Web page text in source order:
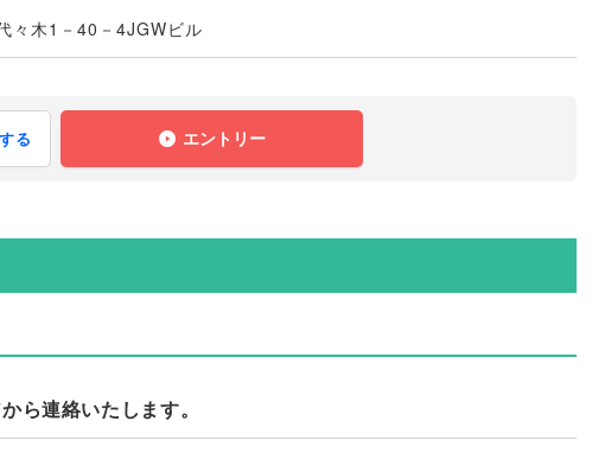
々木1－40－4JGWビル
る エントリー
ら連絡いたします。